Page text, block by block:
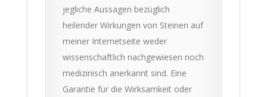
jegliche Aussagen bezüglich
heilender Wirkungen von Steinen auf
meiner Internetseite weder
wissenschaftlich nachgewiesen noch
medizinisch anerkannt sind. Eine
Garantie für die Wirksamkeit oder